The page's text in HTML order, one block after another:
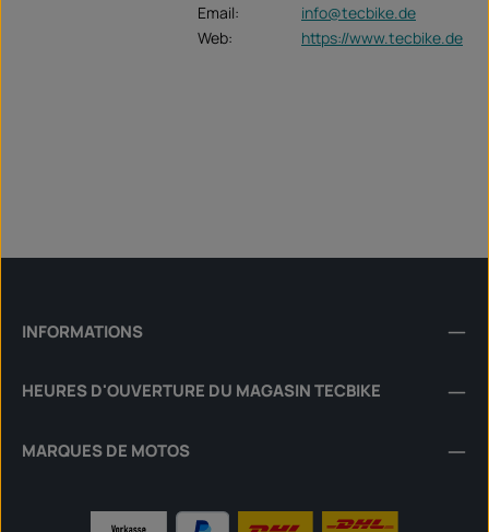
Email:
info@tecbike.de
Web:
https://www.tecbike.de
INFORMATIONS
HEURES D'OUVERTURE DU MAGASIN TECBIKE
MARQUES DE MOTOS